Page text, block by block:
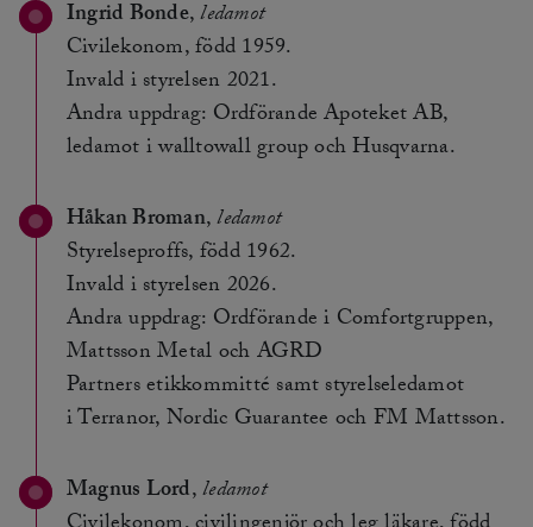
Ingrid Bonde,ledamot
Civilekonom, född 1959.
Invald i styrelsen 2021.
Andra uppdrag: Ordförande Apoteket AB,
ledamot i walltowall group och Husqvarna.
Håkan Broman,ledamot
Styrelseproffs, född 1962.
Invald i styrelsen 2026.
Andra uppdrag: Ordförande i Comfortgruppen,
Mattsson Metal och AGRD
Partners etikkommitté samt styrelseledamot
i Terranor, Nordic Guarantee och FM Mattsson.
Magnus Lord,ledamot